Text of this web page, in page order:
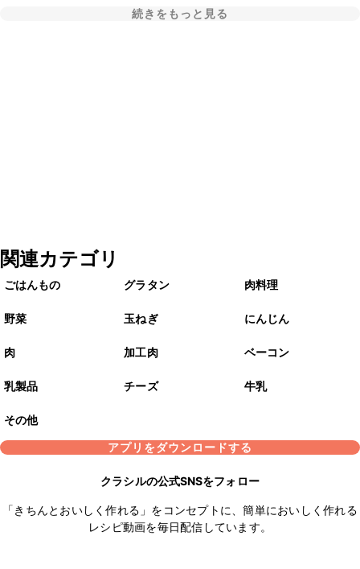
続きをもっと見る
関連カテゴリ
ごはんもの グラタン 肉料理
野菜 玉ねぎ にんじん
肉 加工肉 ベーコン
乳製品 チーズ 牛乳
その他
アプリをダウンロードする
クラシルの公式SNSをフォロー
「きちんとおいしく作れる」をコンセプトに、簡単においしく作れる
レシピ動画を毎日配信しています。